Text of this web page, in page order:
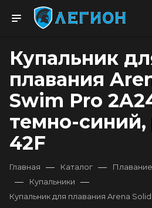
Купальник
плавания
Swim Pro
темно-синий,
42F
Главная — Каталог — Плавание
— Купальники —
Купальник для плавания Arena